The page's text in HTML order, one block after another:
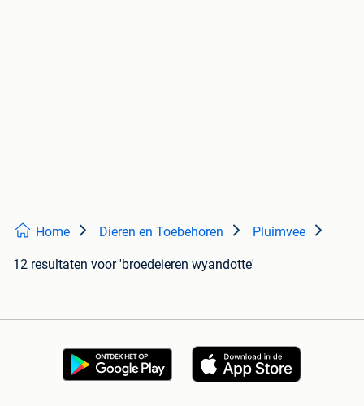
Home Dieren en Toebehoren Pluimvee
12 resultaten voor 'broedeieren wyandotte'